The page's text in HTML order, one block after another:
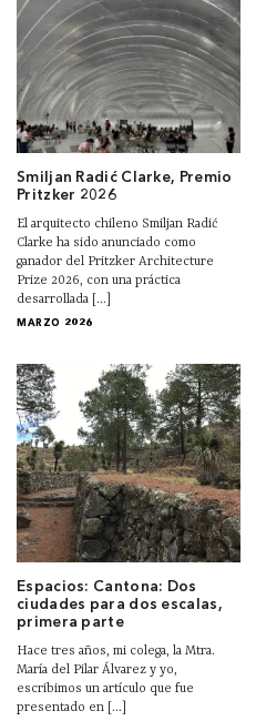
Smiljan Radić Clarke, Premio
Pritzker 2026
El arquitecto chileno Smiljan Radić
Clarke ha sido anunciado como
ganador del Pritzker Architecture
Prize 2026, con una práctica
desarrollada [...]
MARZO 2026
Espacios: Cantona: Dos
ciudades para dos escalas,
primera parte
Hace tres años, mi colega, la Mtra.
María del Pilar Álvarez y yo,
escribimos un artículo que fue
presentado en [...]